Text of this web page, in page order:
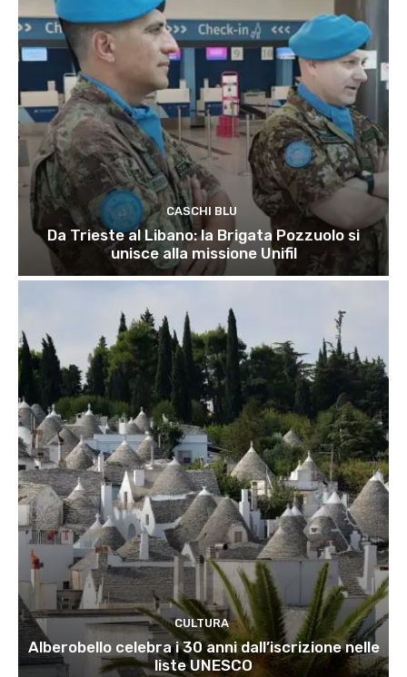
CASCHI BLU
Da Trieste al Libano: la Brigata Pozzuolo si
unisce alla missione Unifil
CULTURA
Alberobello celebra i 30 anni dall’iscrizione nelle
liste UNESCO